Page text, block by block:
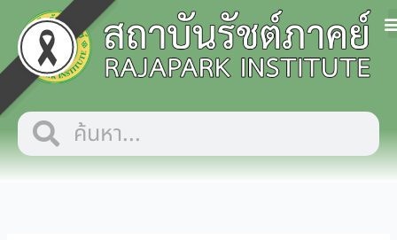
content
Search Search